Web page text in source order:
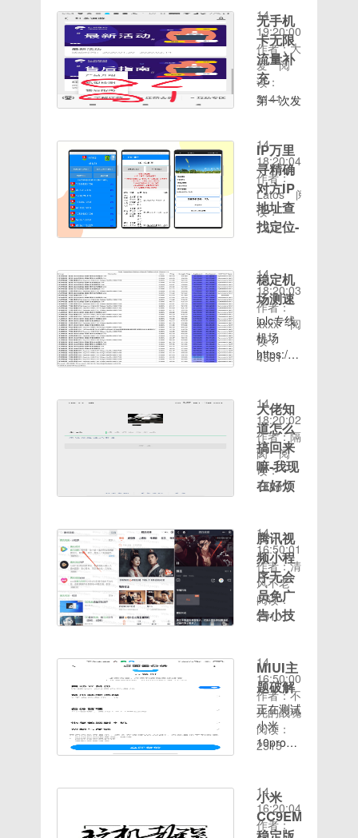
语学习阁
进去首页
——开始
猜成语
——猜
15个成
语左右即
10元红
包或者
10元话
费，亲测
10元话
费到账
菜单”，
打开“运
行”选
项；2、
在弹出的
运行对话
命令，点
击确定进
入服务项
界面；
3、在弹
出的服务
到“Server”服
务，双击
进入设置
对话框；
4、进入
服务设置
将该服务
启动，启
动类型更
改为自
动；5、
以同样的
服务，将
该服务启
动，启动
类型更改
为自动；
6、此时
选项，输
入
lusrmgr.msc
命令，点
击确定，
进入本地
7、找到
用户选
项，点击
bilibili推
出的移动
端视频剪
辑工具，
支持高清
录屏，具
门的多项
视频剪辑
功能，下
面小编就
教大家怎
么用必剪
白吧。方
法步骤
1、导出
视频后，
点击下面
的音频按
具栏中的
录音。
3、点击
下方的红
色“录
音”按
在指针开
始随着进
度条往后
走的过程
中就 5、
录音完成
后，再次
钮，点击
右侧的
√。 6、
这样就成
功给视频
添加录音
再进行修
改。 根
据上述步
无手机
卡无限
流量补
充
第一次发
请各位见
谅~简单
介绍下我
们要用的
东西：
多 多 流
双手一部
手机和一
个聪明的
脑袋瓜子
[阴险]教
程来源于
机卡无限
流量简易
教学#
教程开
始：1.去
关注之后
检查机型
里面可以
检查你是
否可以使
用国际上
看下一步
2.应用商
店下载多
多流量
宝，下好
打开流量
填上手机
号验证码
邀请
14
19:20:00
作者：大
爱
阅
读：
3141
IP万里
寻精确
对方IP
地址查
找定位-
IP地址查
找定位软
件名称：
IP万里寻
精确对方
方看见消
息即可获
取IP地址
对付骗子
网恋，追
债必备软
时间：
14
18:20:04
作者：
Latos
阅
读：
1912
稳定机
场测速
iplc专线
机场
https://ntt-
14
18:20:03
作者：
xxxx
阅
读：
4561
大佬知
道怎么
搞回来
嘛-我现
在好烦
我微信号
被别人骗
走了，开
始他没有
拿，今天
我微信就
登不进去
谁知道怎
么办嘛，
或者哪个
大佬可以
帮我弄回
来吗，我
全部给你
[泪]
[泪]，这
14
18:20:02
作者：隔
阂
阅
读：
1486
腾讯视
频小程
序无会
员免广
告小技
微信搜索
小程
序“腾讯
视频”->
里面基本
都是免广
也就5
秒。APP
广告是
14
16:50:01
作者：清
风不老
阅读：
2510
MIUI主
题破解
正在测试
小米
10pro通
主题安装
器安装主
题后使用
14
16:50:00
作者：不
死的战魂
阅读：
2515
小米
CC9EMIUI11
14
16:20:04
作者：